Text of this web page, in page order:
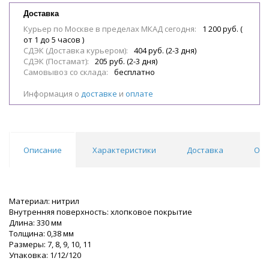
Доставка
Курьер по Москве в пределах МКАД сегодня:
1 200 руб. (
от 1 до 5 часов )
СДЭК (Доставка курьером):
404 руб. (2-3 дня)
СДЭК (Постамат):
205 руб. (2-3 дня)
Самовывоз со склада:
бесплатно
Информация о доставке и оплате
Описание Характеристики Доставка
Материал: нитрил
Внутренняя поверхность: хлопковое покрытие
Длина: 330 мм
Толщина: 0,38 мм
Размеры: 7, 8, 9, 10, 11
Упаковка: 1/12/120